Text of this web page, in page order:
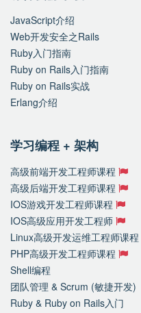
JavaScript介绍
Web开发安全之Rails
Ruby入门指南
Ruby on Rails入门指南
Ruby on Rails实战
Erlang介绍
学习编程 + 架构
高级前端开发工程师课程
高级后端开发工程师课程
IOS游戏开发工程师课程
IOS高级应用开发工程师
Linux高级开发运维工程师课程
PHP高级开发工程师课程
Shell编程
团队管理 & Scrum (敏捷开发)
Ruby & Ruby on Rails入门